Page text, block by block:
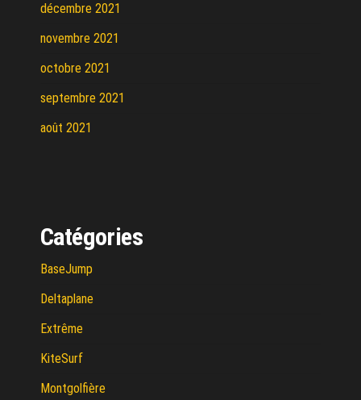
décembre 2021
novembre 2021
octobre 2021
septembre 2021
août 2021
Catégories
BaseJump
Deltaplane
Extrême
KiteSurf
Montgolfière